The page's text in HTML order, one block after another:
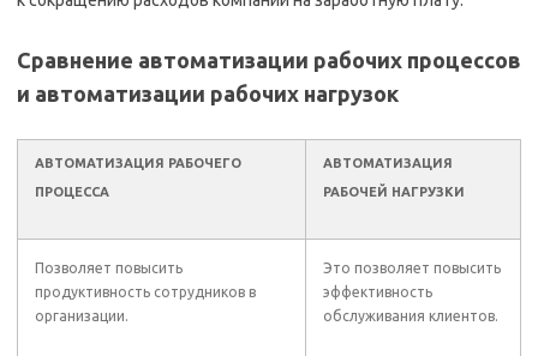
Сравнение автоматизации рабочих процессов
и автоматизации рабочих нагрузок
АВТОМАТИЗАЦИЯ РАБОЧЕГО
ПРОЦЕССА
АВТОМАТИЗАЦИЯ
РАБОЧЕЙ НАГРУЗКИ
Позволяет повысить
продуктивность сотрудников в
организации.
Это позволяет повысить
эффективность
обслуживания клиентов.